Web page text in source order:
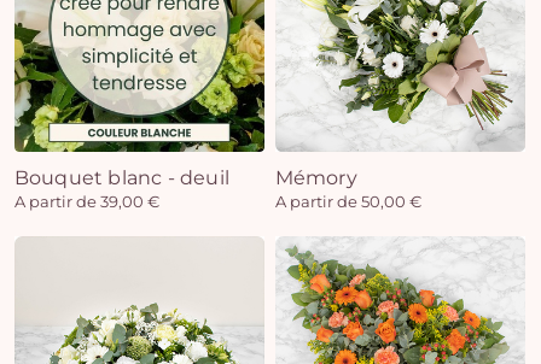
Bouquet blanc - deuil
A partir de 39,00 €
Mémory
A partir de 50,00 €